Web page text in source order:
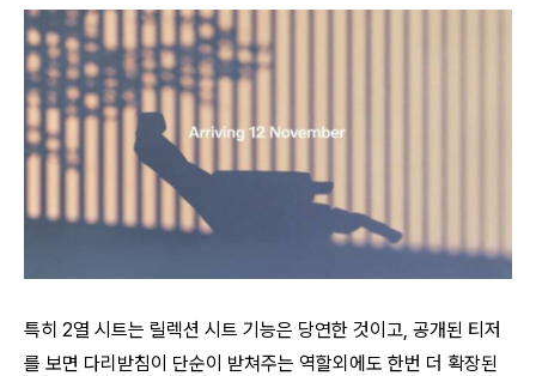
특히 2열 시트는 릴렉션 시트 기능은 당연한 것이고, 공개된 티저
를 보면 다리받침이 단순이 받쳐주는 역할외에도 한번 더 확장된